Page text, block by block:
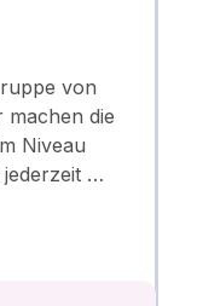
von
machen die
Niveau
jederzeit …